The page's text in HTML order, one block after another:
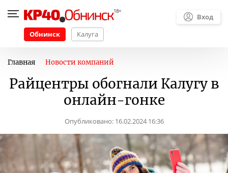
Обнинск Калуга
Вход
Главная Новости компаний
Райцентры обогнали Калугу в
онлайн-гонке
Опубликовано: 16.02.2024 16:36